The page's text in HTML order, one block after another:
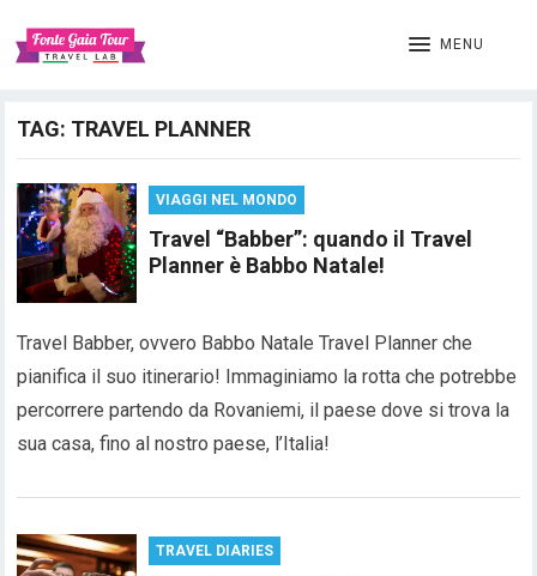
MENU
TAG: TRAVEL PLANNER
VIAGGI NEL MONDO
Travel “Babber”: quando il Travel
Planner è Babbo Natale!
Travel Babber, ovvero Babbo Natale Travel Planner che
pianifica il suo itinerario! Immaginiamo la rotta che potrebbe
percorrere partendo da Rovaniemi, il paese dove si trova la
sua casa, fino al nostro paese, l’Italia!
TRAVEL DIARIES